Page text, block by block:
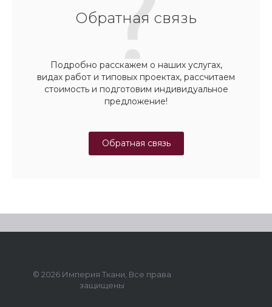
Обратная связь
Подробно расскажем о наших услугах,
видах работ и типовых проектах, рассчитаем
стоимость и подготовим индивидуальное
предложение!
Обратная связь
© 2026 Империя Ткани, Все права
защищены